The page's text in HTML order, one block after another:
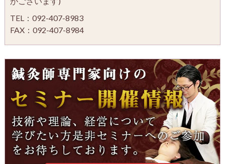
TEL：092-407-8983
FAX：092-407-8984